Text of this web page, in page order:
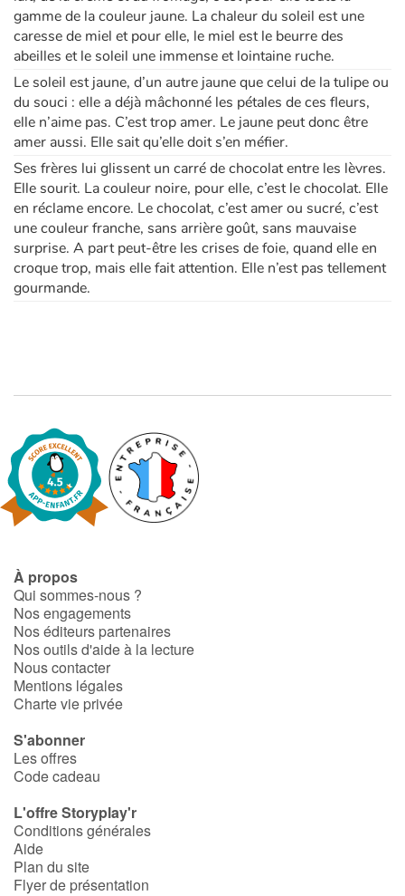
Apprendre les langues
Dyslexie, troubles de la lecture
Nos listes de lecture
Les plus lus
Coups de coeur
gamme de la couleur jaune. La chaleur du soleil est une
caresse de miel et pour elle, le miel est le beurre des
abeilles et le soleil une immense et lointaine ruche.
Le soleil est jaune, d’un autre jaune que celui de la tulipe ou
du souci : elle a déjà mâchonné les pétales de ces fleurs,
elle n’aime pas. C’est trop amer. Le jaune peut donc être
amer aussi. Elle sait qu’elle doit s’en méfier.
Ses frères lui glissent un carré de chocolat entre les lèvres.
Elle sourit. La couleur noire, pour elle, c’est le chocolat. Elle
en réclame encore. Le chocolat, c’est amer ou sucré, c’est
une couleur franche, sans arrière goût, sans mauvaise
surprise. A part peut-être les crises de foie, quand elle en
croque trop, mais elle fait attention. Elle n’est pas tellement
gourmande.
À propos
Qui sommes-nous ?
Nos engagements
Nos éditeurs partenaires
Nos outils d'aide à la lecture
Nous contacter
Mentions légales
Charte vie privée
S'abonner
Les offres
Code cadeau
L'offre Storyplay'r
Conditions générales
Aide
Plan du site
Flyer de présentation